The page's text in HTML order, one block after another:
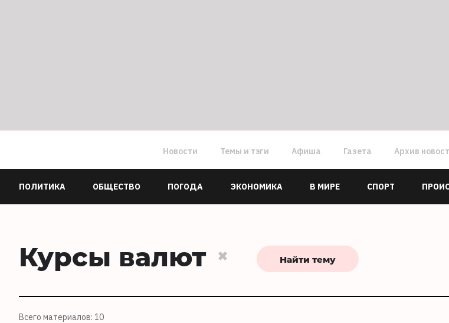
Новости Темы и тэги Афиша Газета Архив
ПОЛИТИКА ОБЩЕСТВО ПОГОДА ЭКОНОМИКА В МИРЕ СПОРТ
Курсы валют Найти тему
Всего материалов: 10